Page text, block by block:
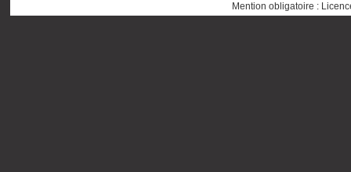
Mention obligatoire :